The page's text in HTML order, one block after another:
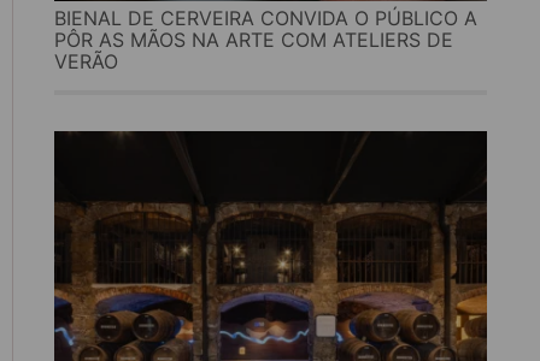
BIENAL DE CERVEIRA CONVIDA O PÚBLICO A
PÔR AS MÃOS NA ARTE COM ATELIERS DE
VERÃO